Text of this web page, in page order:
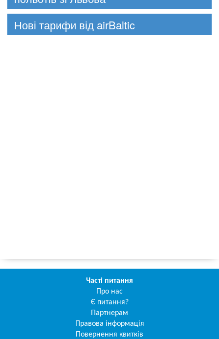
Нові тарифи від airBaltic
Часті питання
Про нас
Є питання?
Партнерам
Правова інформація
Повернення квитків